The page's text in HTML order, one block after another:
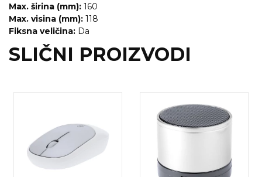
Max. širina (mm): 160
Max. visina (mm): 118
Fiksna veličina: Da
SLIČNI PROIZVODI